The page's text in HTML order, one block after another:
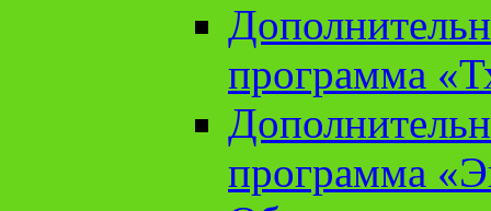
программа
программа